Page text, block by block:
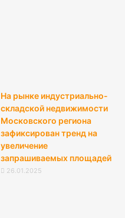
На рынке индустриально-
складской недвижимости
Московского региона
зафиксирован тренд на
увеличение
запрашиваемых площадей
26.01.2025